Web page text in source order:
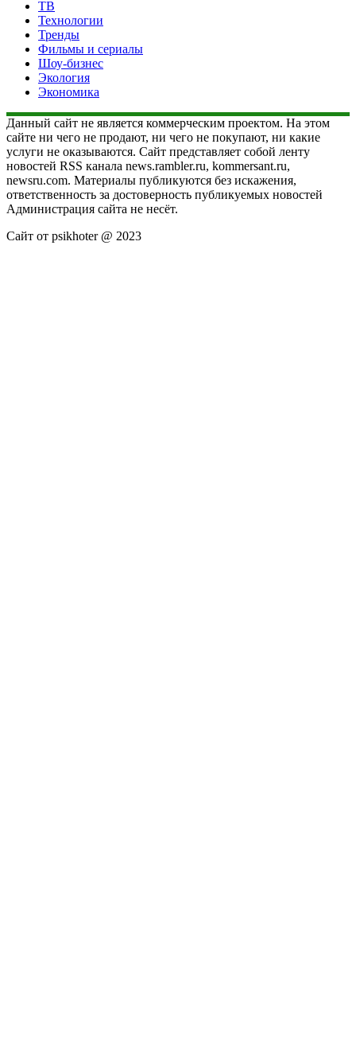
ТВ
Технологии
Тренды
Фильмы и сериалы
Шоу-бизнес
Экология
Экономика
Данный сайт не является коммерческим проектом. На этом
сайте ни чего не продают, ни чего не покупают, ни какие
услуги не оказываются. Сайт представляет собой ленту
новостей RSS канала news.rambler.ru, kommersant.ru,
newsru.com. Материалы публикуются без искажения,
ответственность за достоверность публикуемых новостей
Администрация сайта не несёт.
Сайт от psikhoter @ 2023